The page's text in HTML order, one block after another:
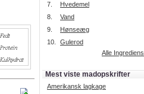
Intelligent søgning
Få foreslået opskrifter.
Prøv vores nye "Foreslå
Læs mere her.
7.
Hvedemel
8.
Vand
9.
Hønseæg
10.
Gulerod
Alle
Mest viste madopskrifter
Amerikansk lagkage